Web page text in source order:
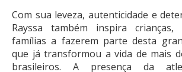
Com sua leveza, autenticidade e
Rayssa também inspira crianças,
famílias a fazerem parte desta
que já transformou a vida de mais
brasileiros. A presença da